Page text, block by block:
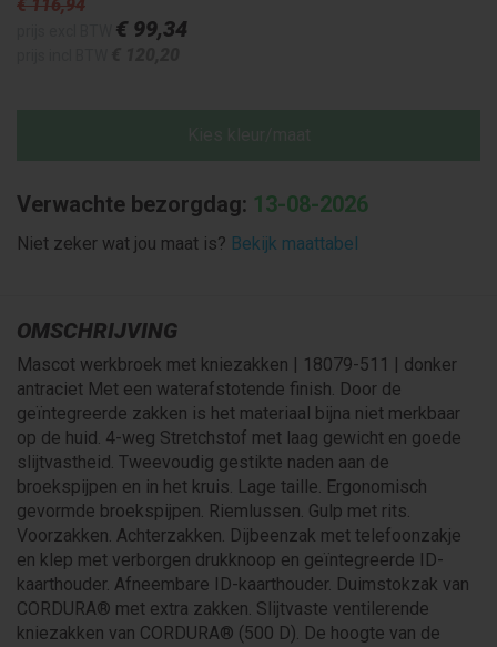
€ 116,94
€ 99,34
Verwachte bezorgdag: 13-08-2026
Niet zeker wat jou maat is? Bekijk maattabel
OMSCHRIJVING
Mascot werkbroek met kniezakken | 18079-511 | donker
antraciet Met een waterafstotende finish. Door de
geïntegreerde zakken is het materiaal bijna niet merkbaar
op de huid. 4-weg Stretchstof met laag gewicht en goede
slijtvastheid. Tweevoudig gestikte naden aan de
broekspijpen en in het kruis. Lage taille. Ergonomisch
gevormde broekspijpen. Riemlussen. Gulp met rits.
Voorzakken. Achterzakken. Dijbeenzak met telefoonzakje
en klep met verborgen drukknoop en geïntegreerde ID-
kaarthouder. Afneembare ID-kaarthouder. Duimstokzak van
CORDURA® met extra zakken. Slijtvaste ventilerende
kniezakken van CORDURA® (500 D). De hoogte van de